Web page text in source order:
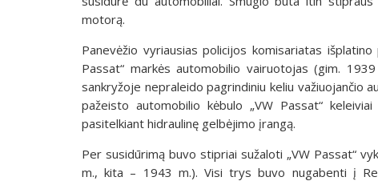
motorą.
Panevėžio vyriausias policijos komisariatas
Passat“ markės automobilio vairuotojas (gim.
sankryžoje nepraleido pagrindiniu keliu važiuojančio
pažeisto automobilio kėbulo „VW Passat“
pasitelkiant hidraulinę gelbėjimo įrangą.
Per susidūrimą buvo stipriai sužaloti „VW Passat“
m., kita – 1943 m.). Visi trys buvo nugabenti į